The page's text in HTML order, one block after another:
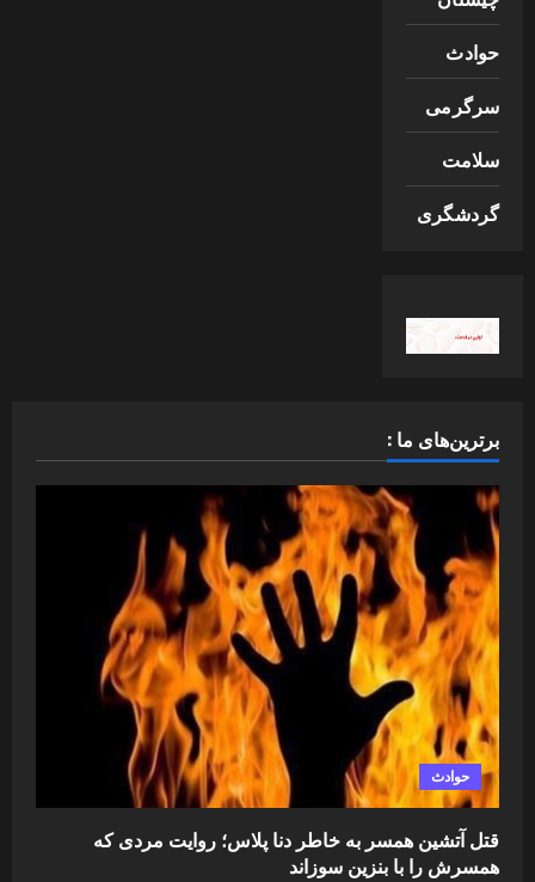
حوادث
سرگرمی
سلامت
گردشگری
برترین‌های ما :
حوادث
قتل آتشین همسر به خاطر دنا پلاس؛ روایت مردی که
همسرش را با بنزین سوزاند